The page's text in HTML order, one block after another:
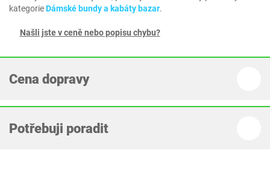
kategorieDámské bundy a kabáty bazar.
Našli jste v ceně nebo popisu chybu?
Cena dopravy
Potřebuji poradit